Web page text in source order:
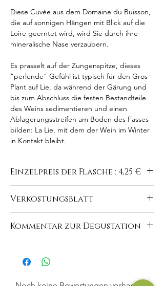
Diese Cuvée aus dem Domaine du Buisson,
die auf sonnigen Hängen mit Blick auf die
Loire geerntet wird, wird Sie durch ihre
mineralische Nase verzaubern.
Es prasselt auf der Zungenspitze, dieses
"perlende" Gefühl ist typisch für den Gros
Plant auf Lie, da während der Gärung und
bis zum Abschluss die festen Bestandteile
des Weins sedimentieren und einen
Ablagerungsstreifen am Boden des Fasses
bilden: La Lie, mit dem der Wein im Winter
in Kontakt bleibt.
Einzelpreis der Flasche : 4,25 €
Verkostungsblatt
buisson.com/de/vins-blancs
Kommentar zur Degustation
silbernen Reflexen. Angenehme Nase, die
Zitrusfrüchte und feine pflanzliche Noten